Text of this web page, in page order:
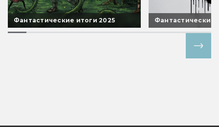
Фантастические итоги 2025 Фантастические